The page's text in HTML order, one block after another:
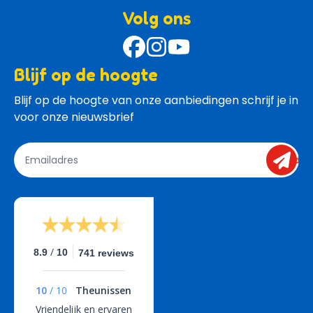
Volg ons
Blijf op de hoogte
Blijf op de hoogte van onze aanbiedingen schrijf je in
voor onze nieuwsbrief
send
8.9 / 10 741 reviews
10 / 10
Theunissen
Vriendelijk en ervaren